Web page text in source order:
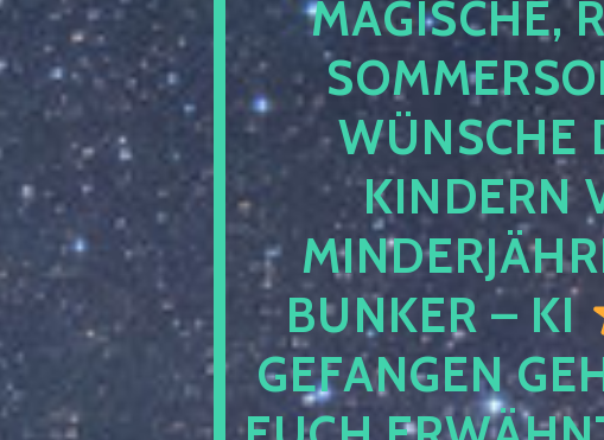
MAGISCHE,
WÜNSCHE
KINDERN
BUNKER – KI
GEFANGEN